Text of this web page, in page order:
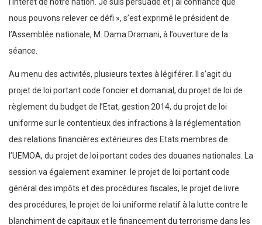
l’intérêt de notre nation. Je suis persuadé et j’ai confiance que
nous pouvons relever ce défi », s’est exprimé le président de
l’Assemblée nationale, M. Dama Dramani, à l’ouverture de la
séance.
Au menu des activités, plusieurs textes à légiférer. Il s’agit du
projet de loi portant code foncier et domanial, du projet de loi de
règlement du budget de l’Etat, gestion 2014, du projet de loi
uniforme sur le contentieux des infractions à la réglementation
des relations financières extérieures des Etats membres de
l’UEMOA, du projet de loi portant codes des douanes nationales. La
session va également examiner le projet de loi portant code
général des impôts et des procédures fiscales, le projet de livre
des procédures, le projet de loi uniforme relatif à la lutte contre le
blanchiment de capitaux et le financement du terrorisme dans les